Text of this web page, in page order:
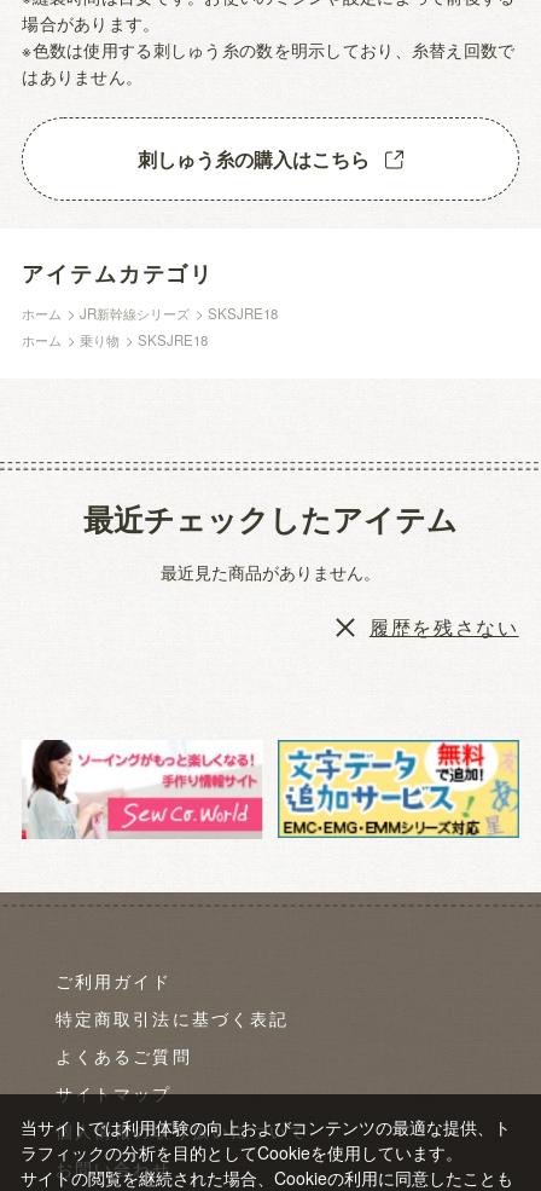
場合があります。
※色数は使用する刺しゅう糸の数を明示しており、糸替え回数で
はありません。
刺しゅう糸の購入はこちら
アイテムカテゴリ
ホーム >JR新幹線シリーズ >SKSJRE18
ホーム >乗り物 >SKSJRE18
最近チェックしたアイテム
最近見た商品がありません。
履歴を残さない
ご利用ガイド
特定商取引法に基づく表記
よくあるご質問
サイトマップ
個人情報の取り扱いについて
お問い合わせ
当サイトでは利用体験の向上およびコンテンツの最適な提供、ト
ラフィックの分析を目的としてCookieを使用しています。
サイトの閲覧を継続された場合、Cookieの利用に同意したことも